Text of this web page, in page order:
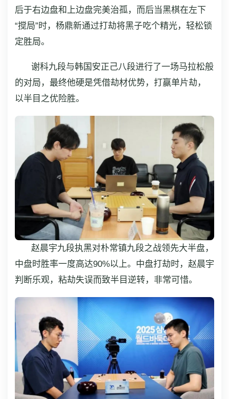
后于右边盘和上边盘完美治孤，而后当黑棋在左下
“搅局”时，杨鼎新通过打劫将黑子吃个精光，轻松锁
定胜局。
谢科九段与韩国安正己八段进行了一场马拉松般
的对局，最终他硬是凭借劫材优势，打赢单片劫，
以半目之优险胜。
赵晨宇九段执黑对朴常镇九段之战领先大半盘，
中盘时胜率一度高达90%以上。中盘打劫时，赵晨宇
判断乐观，粘劫失误而致半目逆转，非常可惜。